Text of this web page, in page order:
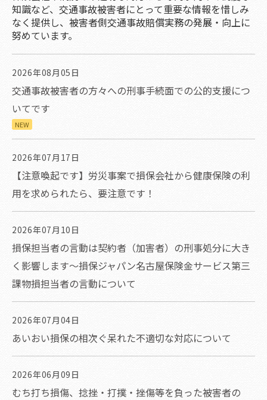
知識など、交通事故被害者にとって重要な情報を惜しみ
なく提供し、被害者側交通事故賠償実務の発展・向上に
努めています。
2026年08月05日
交通事故被害者の方々への刑事手続面での公的支援につ
いてです
NEW
2026年07月17日
【注意喚起です】労災事案で損保会社から健康保険の利
用を求められたら、要注意です！
2026年07月10日
損保担当者の言動は契約者（加害者）の刑事処分に大き
く影響します～損保ジャパン名古屋保険金サービス第三
課物損担当者の言動について
2026年07月04日
あいおい損保の相次ぐ呆れた不適切な対応について
2026年06月09日
むち打ち損傷、捻挫・打撲・挫傷等を負った被害者の